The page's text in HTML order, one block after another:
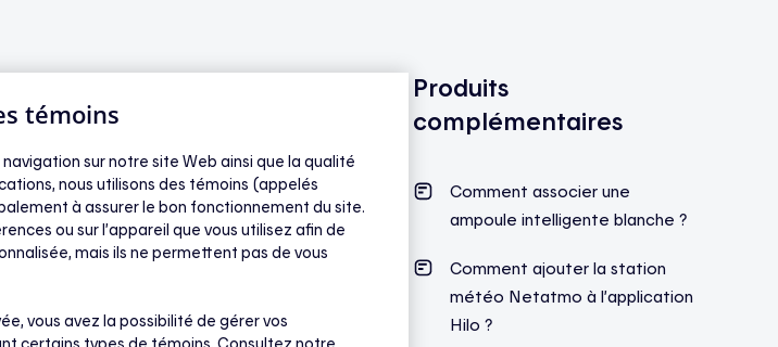
sur
faire
Produits
complémentaires
Comment associer une
ampoule intelligente blanche ?
Comment ajouter la station
météo Netatmo à l’application
Hilo ?
témoins
sur notre site Web ainsi que la qualité
nous utilisons des témoins (appelés
à assurer le bon fonctionnement du site.
ou sur l’appareil que vous utilisez afin de
mais ils ne permettent pas de vous
vous avez la possibilité de gérer vos
certains types de témoins. Consultez notre